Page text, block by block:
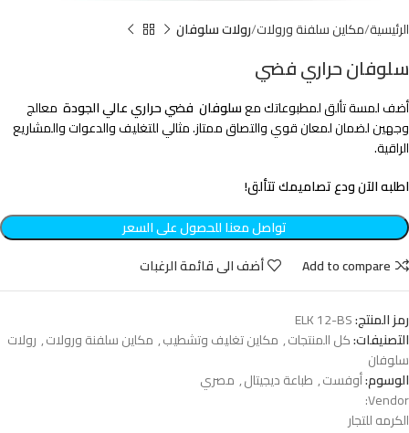
الرئيسية مكاين سلفنة ورولات رولات سلوفان
سلوفان حراري فضي
أضف لمسة تألق لمطبوعاتك معسلوفان فضي حراري عالي الجودة معالج
وجهين لضمان لمعان قوي والتصاق ممتاز. مثالي للتغليف والدعوات والمشاريع
الراقية.
اطلبه الآن ودع تصاميمك تتألق!
تواصل معنا للحصول على السعر
Add to compare
أضف الى قائمة الرغبات
رمز المنتج:ELK 12-BS
التصنيفات:كل المنتجات, مكاين تغليف وتشطيب, مكاين سلفنة ورولات, رولات
سلوفان
الوسوم:أوفست, طباعة ديجيتال, مصري
Vendor:
الكرمه للتجار